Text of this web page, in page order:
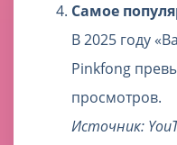
Самое
В 2025 году
Pinkfong
просмотров.
Источник: